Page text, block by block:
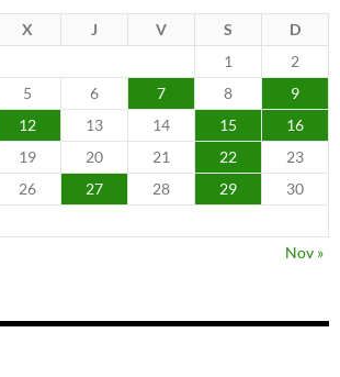
X J V S
D
1
2
5 6 7 8
9
12 13 14 15
16
19 20 21 22
23
26 27 28 29
30
Nov »